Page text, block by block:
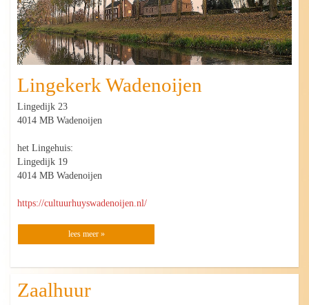
Lingekerk Wadenoijen
Lingedijk 23
4014 MB Wadenoijen
het Lingehuis:
Lingedijk 19
4014 MB Wadenoijen
https://cultuurhuyswadenoijen.nl/
lees meer »
Zaalhuur